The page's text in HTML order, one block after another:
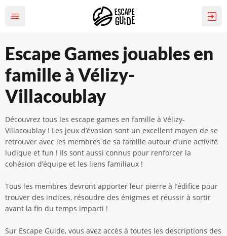
Escape Games jouables en
famille à Vélizy-
Villacoublay
Découvrez tous les escape games en famille à Vélizy-
Villacoublay ! Les jeux d’évasion sont un excellent moyen de se
retrouver avec les membres de sa famille autour d’une activité
ludique et fun ! Ils sont aussi connus pour renforcer la
cohésion d’équipe et les liens familiaux !
Tous les membres devront apporter leur pierre à l’édifice pour
trouver des indices, résoudre des énigmes et réussir à sortir
avant la fin du temps imparti !
Sur Escape Guide, vous avez accès à toutes les descriptions des